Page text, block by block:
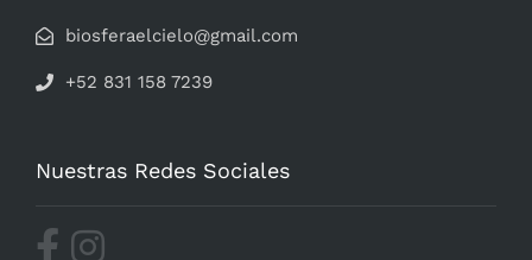
biosferaelcielo@gmail.com
+52 831 158 7239
Nuestras Redes Sociales